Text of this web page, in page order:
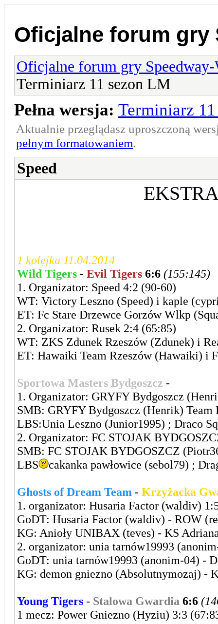
Oficjalne forum gry
Oficjalne forum gry
Terminiarz 11 sezon LM
Pełna wersja: Terminiarz
Aktualnie przeglądasz uproszczoną
pełnym formatowaniem.
Speed
1 kolejka 11.04.2014
Wild Tigers - Evil Tigers 6:6 (155:145)
1. Organizator: Speed 4:2 (90-60)
WT: Victory Leszno (Speed) i kaple
ET: Fc Stare Drzewce Gorzów Wlkp
2. Organizator: Rusek 2:4 (65:85)
WT: ZKS Zdunek Rzeszów (Zdunek) i
ET: Hawaiki Team Rzeszów (Hawaiki) i
Sportowa Masters Bydgoszcz -
1. Organizator: GRYFY Bydgoszcz
SMB: GRYFY Bydgoszcz (Henrik)
LBS:Unia Leszno (Junior1995) ; Draco
2. Organizator: FC STOJAK
SMB: FC STOJAK BYDGOSZCZ
LBS
cakanka pawłowice (sebol79) ;
Ghosts of Dream Team - Krzyżacka
1. organizator: Husaria Factor (waldiv)
GoDT: Husaria Factor (waldiv) - ROW
KG: Anioły UNIBAX (teves) - KS
2. organizator: unia tarnów19993
GoDT: unia tarnów19993 (anonim-04) -
KG: demon gniezno (Absolutnymozaj) -
Young Tigers - Stalowa Gwardia 6:6
1 mecz: Power Gniezno (Hyziu) 3:3